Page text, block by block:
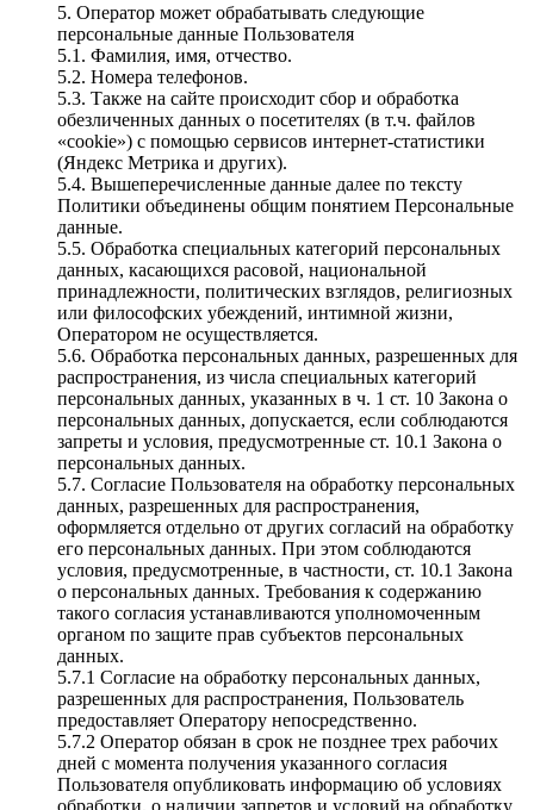
5. Оператор может обрабатывать следующие
персональные данные Пользователя
5.1. Фамилия, имя, отчество.
5.2. Номера телефонов.
5.3. Также на сайте происходит сбор и обработка
обезличенных данных о посетителях (в т.ч. файлов
«cookie») с помощью сервисов интернет-статистики
(Яндекс Метрика и других).
5.4. Вышеперечисленные данные далее по тексту
Политики объединены общим понятием Персональные
данные.
5.5. Обработка специальных категорий персональных
данных, касающихся расовой, национальной
принадлежности, политических взглядов, религиозных
или философских убеждений, интимной жизни,
Оператором не осуществляется.
5.6. Обработка персональных данных, разрешенных для
распространения, из числа специальных категорий
персональных данных, указанных в ч. 1 ст. 10 Закона о
персональных данных, допускается, если соблюдаются
запреты и условия, предусмотренные ст. 10.1 Закона о
персональных данных.
5.7. Согласие Пользователя на обработку персональных
данных, разрешенных для распространения,
оформляется отдельно от других согласий на обработку
его персональных данных. При этом соблюдаются
условия, предусмотренные, в частности, ст. 10.1 Закона
о персональных данных. Требования к содержанию
такого согласия устанавливаются уполномоченным
органом по защите прав субъектов персональных
данных.
5.7.1 Согласие на обработку персональных данных,
разрешенных для распространения, Пользователь
предоставляет Оператору непосредственно.
5.7.2 Оператор обязан в срок не позднее трех рабочих
дней с момента получения указанного согласия
Пользователя опубликовать информацию об условиях
обработки, о наличии запретов и условий на обработку